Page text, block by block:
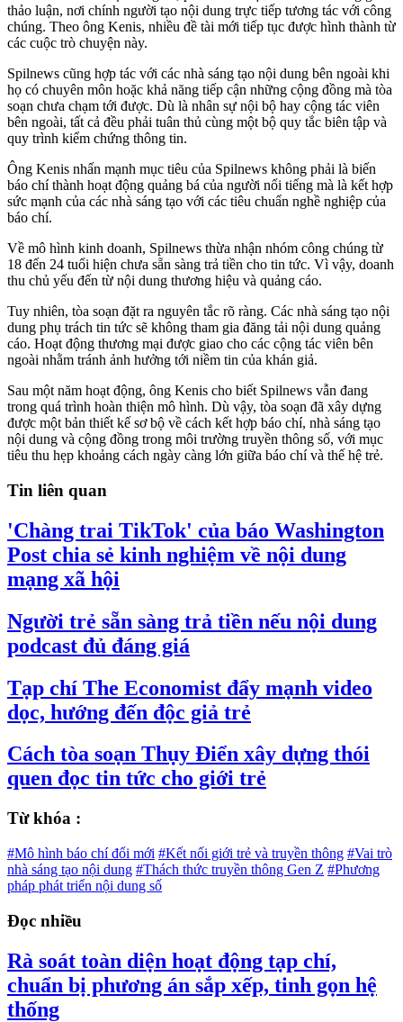
thảo luận, nơi chính người tạo nội dung trực tiếp tương tác với công
chúng. Theo ông Kenis, nhiều đề tài mới tiếp tục được hình thành từ
các cuộc trò chuyện này.
Spilnews cũng hợp tác với các nhà sáng tạo nội dung bên ngoài khi
họ có chuyên môn hoặc khả năng tiếp cận những cộng đồng mà tòa
soạn chưa chạm tới được. Dù là nhân sự nội bộ hay cộng tác viên
bên ngoài, tất cả đều phải tuân thủ cùng một bộ quy tắc biên tập và
quy trình kiểm chứng thông tin.
Ông Kenis nhấn mạnh mục tiêu của Spilnews không phải là biến
báo chí thành hoạt động quảng bá của người nổi tiếng mà là kết hợp
sức mạnh của các nhà sáng tạo với các tiêu chuẩn nghề nghiệp của
báo chí.
Về mô hình kinh doanh, Spilnews thừa nhận nhóm công chúng từ
18 đến 24 tuổi hiện chưa sẵn sàng trả tiền cho tin tức. Vì vậy, doanh
thu chủ yếu đến từ nội dung thương hiệu và quảng cáo.
Tuy nhiên, tòa soạn đặt ra nguyên tắc rõ ràng. Các nhà sáng tạo nội
dung phụ trách tin tức sẽ không tham gia đăng tải nội dung quảng
cáo. Hoạt động thương mại được giao cho các cộng tác viên bên
ngoài nhằm tránh ảnh hưởng tới niềm tin của khán giả.
Sau một năm hoạt động, ông Kenis cho biết Spilnews vẫn đang
trong quá trình hoàn thiện mô hình. Dù vậy, tòa soạn đã xây dựng
được một bản thiết kế sơ bộ về cách kết hợp báo chí, nhà sáng tạo
nội dung và cộng đồng trong môi trường truyền thông số, với mục
tiêu thu hẹp khoảng cách ngày càng lớn giữa báo chí và thế hệ trẻ.
Tin liên quan
'Chàng trai TikTok' của báo Washington
Post chia sẻ kinh nghiệm về nội dung
mạng xã hội
Người trẻ sẵn sàng trả tiền nếu nội dung
podcast đủ đáng giá
Tạp chí The Economist đẩy mạnh video
dọc, hướng đến độc giả trẻ
Cách tòa soạn Thụy Điển xây dựng thói
quen đọc tin tức cho giới trẻ
Từ khóa :
#Mô hình báo chí đổi mới #Kết nối giới trẻ và truyền thông #Vai trò
nhà sáng tạo nội dung #Thách thức truyền thông Gen Z #Phương
pháp phát triển nội dung số
Đọc nhiều
Rà soát toàn diện hoạt động tạp chí,
chuẩn bị phương án sắp xếp, tinh gọn hệ
thống